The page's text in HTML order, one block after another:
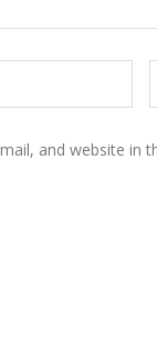
and website in